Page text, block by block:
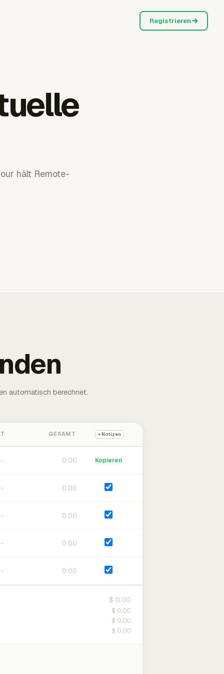
Registrieren
hält Remote-
automatisch berechnet.
GESAMT + Notizen
0:00 Kopieren
0:00
0:00
0:00
0:00
$ 0.00
$ 0.00
$ 0.00
$ 0.00